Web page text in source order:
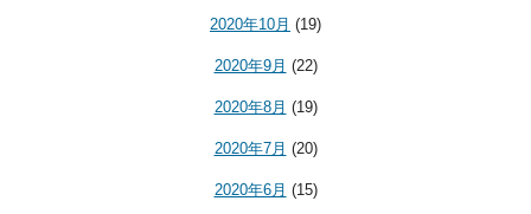
2020年10月 (19)
2020年9月 (22)
2020年8月 (19)
2020年7月 (20)
2020年6月 (15)